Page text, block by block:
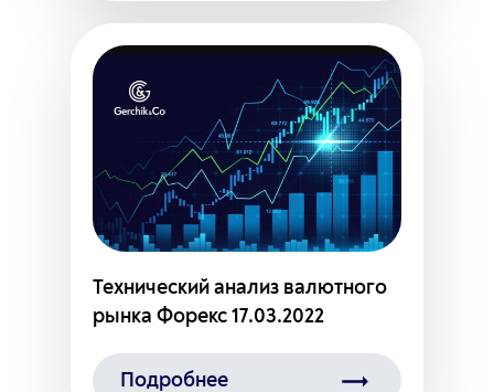
Технический анализ валютного
рынка Форекс 17.03.2022
Подробнее